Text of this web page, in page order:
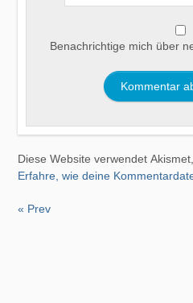
Benachrichtige mich über
Diese Website verwendet
Erfahre, wie deine
« Prev